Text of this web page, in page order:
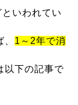
いわれてい
1～2年で消
以下の記事で